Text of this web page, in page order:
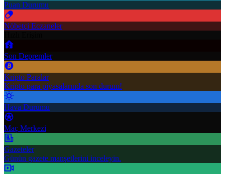
Puan Durumu
Nöbetçi Eczaneler
Son Depremler
Kripto Paralar
Kripto para piyasalarında son durum!
Hava Durumu
Maç Merkezi
Gazeteler
Günün gazete manşetlerini inceleyin.